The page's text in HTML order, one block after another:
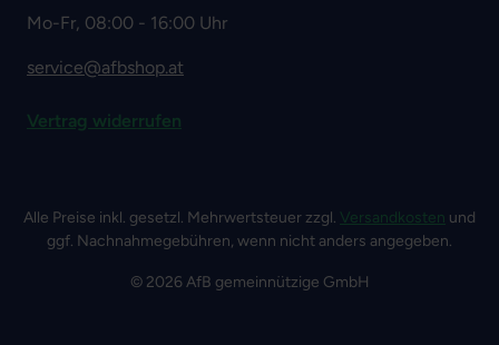
Mo-Fr, 08:00 - 16:00 Uhr
service@afbshop.at
Vertrag widerrufen
Alle Preise inkl. gesetzl. Mehrwertsteuer zzgl. Versandkosten und
ggf. Nachnahmegebühren, wenn nicht anders angegeben.
© 2026 AfB gemeinnützige GmbH